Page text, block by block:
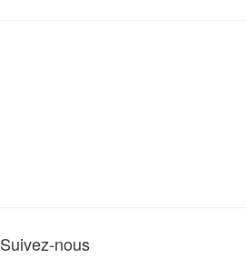
Suivez-nous